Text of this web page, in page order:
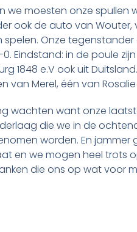
moesten onze spullen
ook de auto van Wouter,
Onze tegenstander
Eindstand: in de poule
1848 e.V ook uit
Merel, één van Rosalie
wachten want onze
die we in de
worden. En jammer
en we mogen heel trots
die ons op wat voor